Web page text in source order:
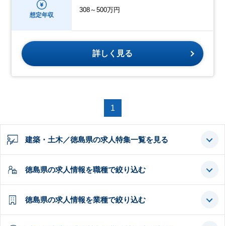
想定年収
308～500万円
詳しく見る
1
建築・土木／徳島県の求人特集一覧を見る
徳島県の求人情報を職種で絞り込む
徳島県の求人情報を業種で絞り込む